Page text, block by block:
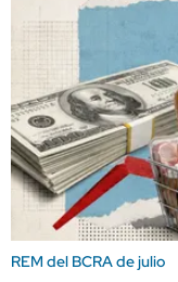
REM del BCRA de julio